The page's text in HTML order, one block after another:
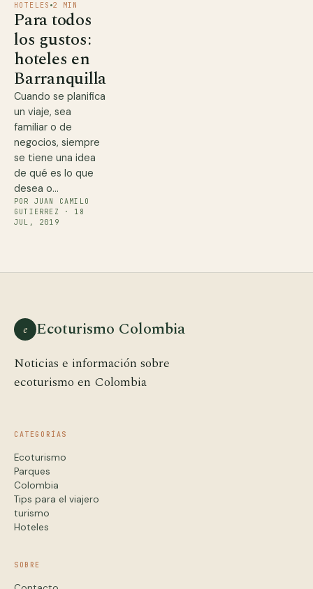
HOTELES 2 MIN
Para todos
los gustos:
hoteles en
Barranquilla
Cuando se planifica
un viaje, sea
familiar o de
negocios, siempre
se tiene una idea
de qué es lo que
desea o…
POR JUAN CAMILO
GUTIERREZ · 18
JUL, 2019
e Ecoturismo Colombia
Noticias e información sobre
ecoturismo en Colombia
CATEGORÍAS
Ecoturismo
Parques
Colombia
Tips para el viajero
turismo
Hoteles
SOBRE